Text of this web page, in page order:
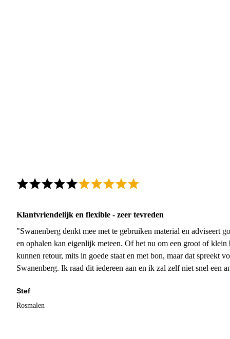
Klantvriendelijk en flexible - zeer tevreden
"Swanenberg denkt mee met te gebruiken material en adviseert
en ophalen kan eigenlijk meteen. Of het nu om een groot of
kunnen retour, mits in goede staat en met bon, maar dat spreekt
Swanenberg. Ik raad dit iedereen aan en ik zal zelf niet snel een
Stef
Rosmalen